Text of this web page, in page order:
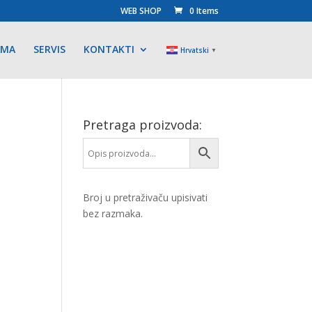
WEB SHOP 0 Items
SERVIS KONTAKTI Hrvatski ▼
Pretraga proizvoda:
Broj u pretraživaču upisivati
bez razmaka.